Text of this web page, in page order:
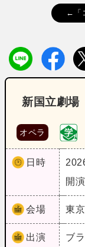
←「
新国立劇場
オペラ
日時
開
会場 東
出演
ブ